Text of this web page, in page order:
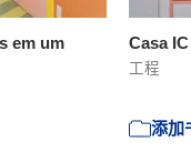
em um
Casa
工程
添加